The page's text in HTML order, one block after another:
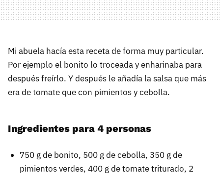
Mi abuela hacía esta receta de forma muy particular.
Por ejemplo el bonito lo troceada y enharinaba para
después freírlo. Y después le añadía la salsa que más
era de tomate que con pimientos y cebolla.
Ingredientes para 4 personas
750 g de bonito, 500 g de cebolla, 350 g de
pimientos verdes, 400 g de tomate triturado, 2